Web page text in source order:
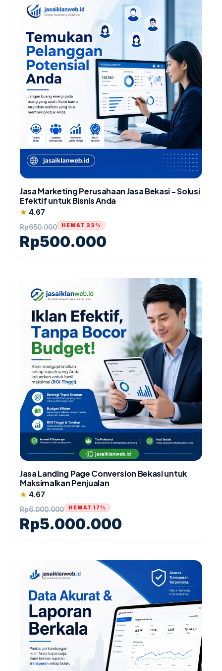
Jasa Marketing Perusahaan Jasa Bekasi - Solusi
Efektif untuk Bisnis Anda
star 4.67
Rp650.000
Rp500.000
HEMAT 23%
Jasa Landing Page Conversion Bekasi untuk
Maksimalkan Penjualan
star 4.67
Rp6.000.000
Rp5.000.000
HEMAT 17%